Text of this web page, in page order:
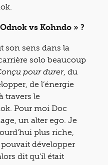
vs Kohndo » ?
son sens dans la
solo beaucoup
pour durer, du
de l’énergie
travers le
Pour moi Doc
un alter ego. Je
plus riche,
développer
dit qu’il était